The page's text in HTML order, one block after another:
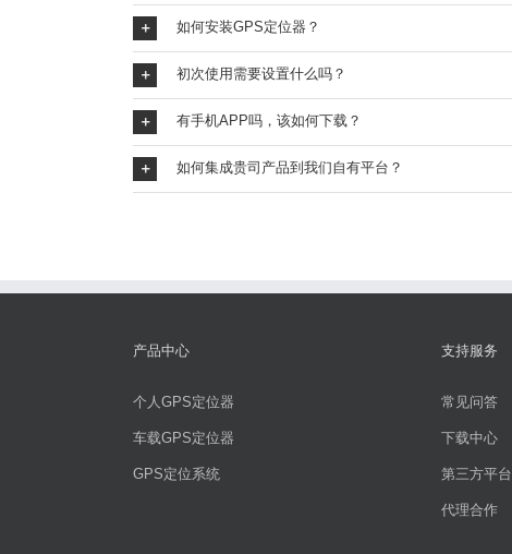
如何安装GPS定位器？
初次使用需要设置什么吗？
有手机APP吗，该如何下载？
如何集成贵司产品到我们自有平台？
产品中心
个人GPS定位器
车载GPS定位器
GPS定位系统
支持服务
常见问答
下载中心
第三方平台
代理合作